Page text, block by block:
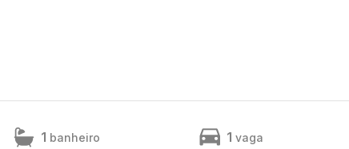
1 banheiro 1 vaga